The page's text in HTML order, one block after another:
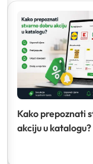
Kako prepoznati
akciju u katalogu?